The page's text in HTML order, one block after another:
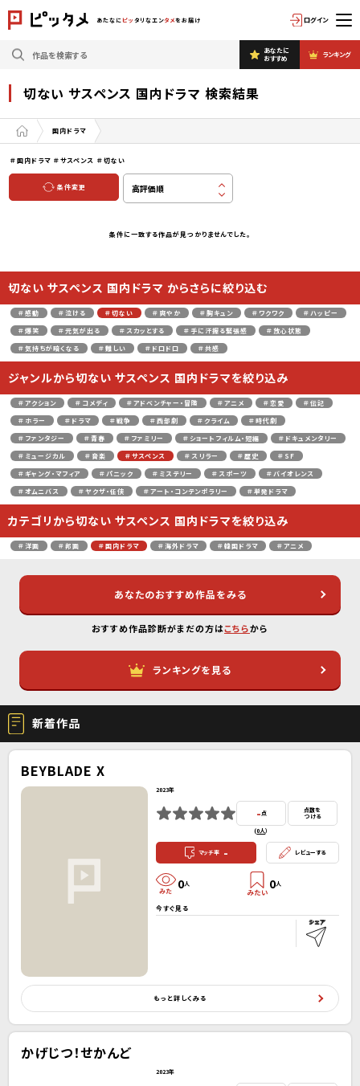
あたなに ピッ タリなエンタメをお届け ログイン
あなたに
おすすめ
ランキング
切ない サスペンス 国内ドラマ 検索結果
国内ドラマ
＃国内ドラマ ＃サスペンス ＃切ない
条件変更
条件に一致する作品が見つかりませんでした。
切ない サスペンス 国内ドラマ からさらに絞り込む
＃感動 ＃泣ける ＃切ない ＃爽やか ＃胸キュン ＃ワクワク
＃ハッピー
＃爆笑
＃元気が出る ＃スカッとする ＃手に汗握る緊張感
＃放心状態
＃気持ちが暗くなる
＃難しい ＃ドロドロ ＃共感
ジャンルから切ない サスペンス 国内ドラマを絞り込み
＃アクション ＃コメディ ＃アドベンチャー・冒険 ＃アニメ ＃恋愛
＃伝記
＃ホラー
＃ドラマ ＃戦争 ＃西部劇 ＃クライム
＃時代劇
＃ファンタジー
＃青春 ＃ファミリー ＃ショートフィルム・短編
＃ドキュメンタリー
＃ミュージカル
＃音楽 ＃サスペンス ＃スリラー ＃歴史
＃SF
＃ギャング・マフィア
＃パニック ＃ミステリー ＃スポーツ
＃バイオレンス
＃オムニバス
＃ヤクザ・任侠 ＃アート・コンテンポラリー ＃単発ドラマ
カテゴリから切ない サスペンス 国内ドラマを絞り込み
＃洋画 ＃邦画 ＃国内ドラマ ＃海外ドラマ ＃韓国ドラマ ＃アニメ
あなたのおすすめ作品をみる
おすすめ作品診断がまだの方はこちらから
ランキングを見る
新着作品
BEYBLADE X
2023年
-点
(0人）
点数を
つける
マッチ率 - レビューする
0人 0人
今すぐ見る
もっと詳しくみる
かげじつ！せかんど
2023年